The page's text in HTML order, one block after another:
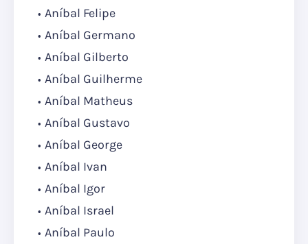
Aníbal Felipe
Aníbal Germano
Aníbal Gilberto
Aníbal Guilherme
Aníbal Matheus
Aníbal Gustavo
Aníbal George
Aníbal Ivan
Aníbal Igor
Aníbal Israel
Aníbal Paulo